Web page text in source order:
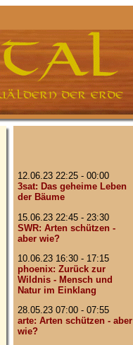
12.06.23 22:25 - 00:00
3sat: Das geheime Leben
der Bäume
15.06.23 22:45 - 23:30
SWR: Arten schützen -
aber wie?
10.06.23 16:30 - 17:15
phoenix: Zurück zur
Wildnis - Mensch und
Natur im Einklang
28.05.23 07:00 - 07:55
arte: Arten schützen - aber
wie?